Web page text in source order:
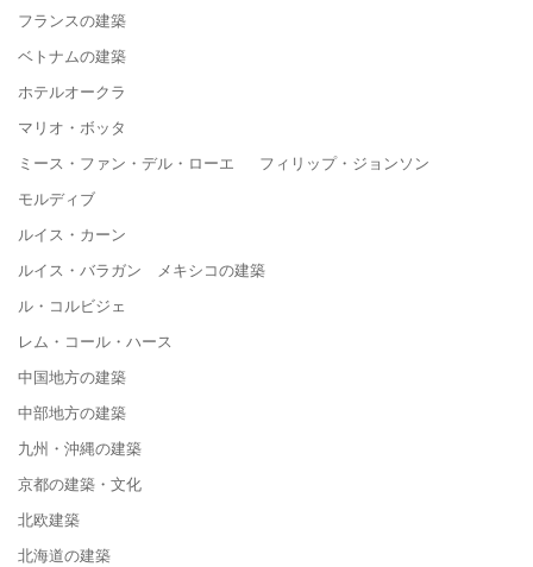
フランスの建築
ベトナムの建築
ホテルオークラ
マリオ・ボッタ
ミース・ファン・デル・ローエ フィリップ・ジョンソン
モルディブ
ルイス・カーン
ルイス・バラガン メキシコの建築
ル・コルビジェ
レム・コール・ハース
中国地方の建築
中部地方の建築
九州・沖縄の建築
京都の建築・文化
北欧建築
北海道の建築